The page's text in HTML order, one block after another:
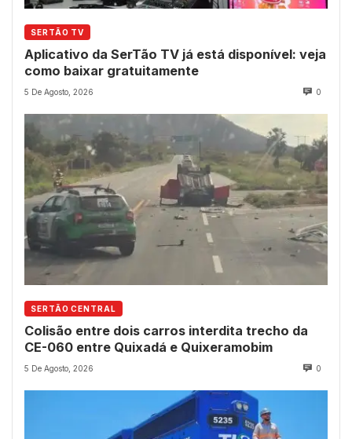
SERTÃO TV
Aplicativo da SerTão TV já está disponível: veja
como baixar gratuitamente
5 De Agosto, 2026 0
SERTÃO CENTRAL
Colisão entre dois carros interdita trecho da
CE-060 entre Quixadá e Quixeramobim
5 De Agosto, 2026 0